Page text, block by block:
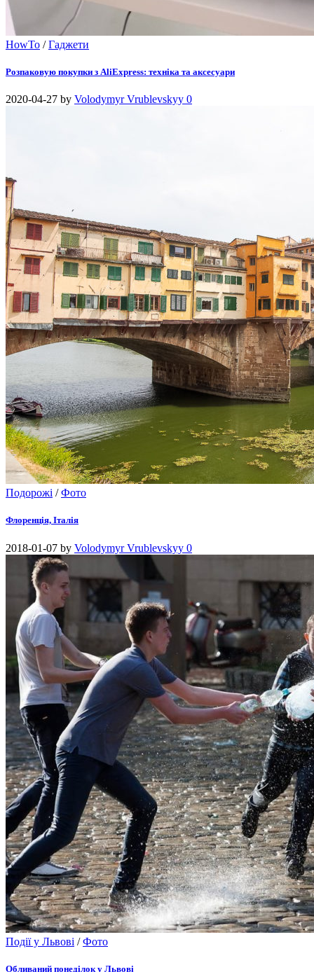
HowTo /Гаджети
Розпаковую покупки з AliExpress: техніка та аксесуари
2020-04-27 by Volodymyr Vrublevskyy 0
Подорожі /Фото
Флоренція, Італія
2018-01-07 by Volodymyr Vrublevskyy 0
Події у Львові /Фото
Обливаний понеділок у Львові